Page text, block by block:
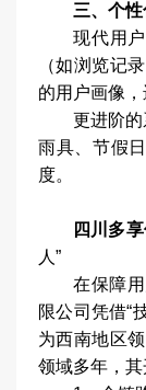
三、个
现代用
（如浏览记
的用户画像，
更进阶的
雨具、节假
度。
四川多
人”
在保障
限公司凭借“
为西南地区
领域多年，其